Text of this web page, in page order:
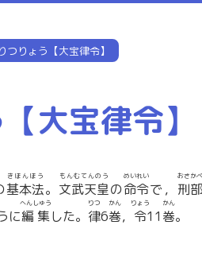
つりょう【大宝律令】
大宝律令】
基本法
きほんほう
。 文武天皇
もんむてんのう
の命令
めいれい
で， 刑
おさか
に編集
へんしゅう
した。 律
りつ
6巻
かん
， 令
りょう
11 巻
かん
。